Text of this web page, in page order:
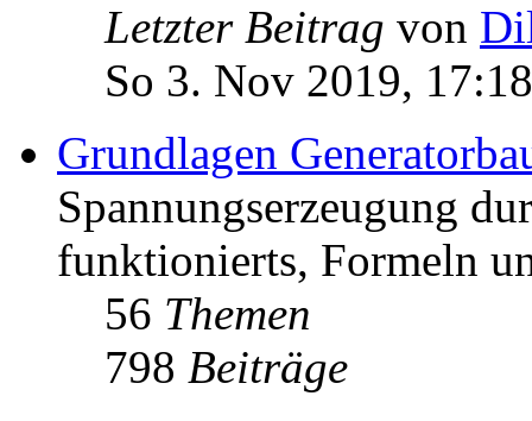
Letzter Beitrag von
So 3. Nov 2019, 17:18
Grundlagen
Spannungserzeugung
funktionierts, Formeln
56 Themen
798 Beiträge